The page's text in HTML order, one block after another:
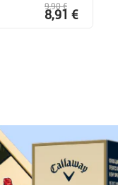
9,90 €
8,91 €